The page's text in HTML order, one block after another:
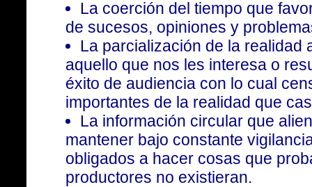
La coerción del tiempo que
de sucesos, opiniones y
La parcialización de la realidad
aquello que nos les interesa o
éxito de audiencia con lo cual
importantes de la realidad que
La información circular que
mantener bajo constante
obligados a hacer cosas que
productores no existieran.